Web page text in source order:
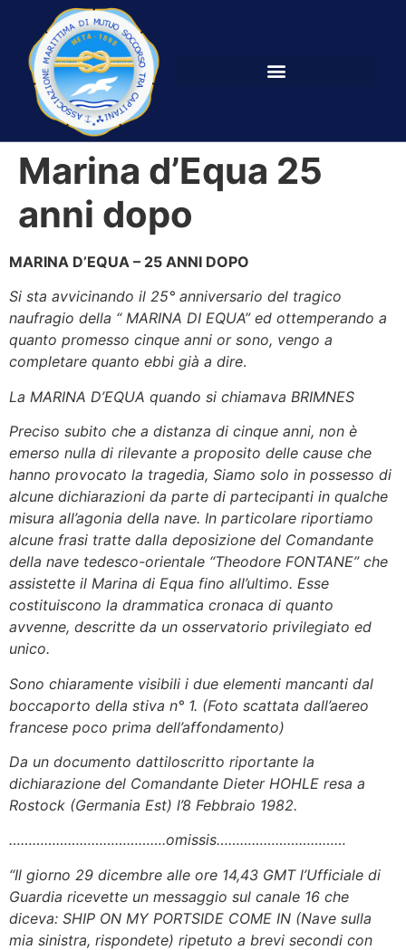
Marina d’Equa 25
anni dopo
MARINA D’EQUA – 25 ANNI DOPO
Si sta avvicinando il 25° anniversario del tragico
naufragio della “ MARINA DI EQUA” ed ottemperando a
quanto promesso cinque anni or sono, vengo a
completare quanto ebbi già a dire.
La MARINA D’EQUA quando si chiamava BRIMNES
Preciso subito che a distanza di cinque anni, non è
emerso nulla di rilevante a proposito delle cause che
hanno provocato la tragedia, Siamo solo in possesso di
alcune dichiarazioni da parte di partecipanti in qualche
misura all’agonia della nave. In particolare riportiamo
alcune frasi tratte dalla deposizione del Comandante
della nave tedesco-orientale “Theodore FONTANE” che
assistette il Marina di Equa fino all’ultimo. Esse
costituiscono la drammatica cronaca di quanto
avvenne, descritte da un osservatorio privilegiato ed
unico.
Sono chiaramente visibili i due elementi mancanti dal
boccaporto della stiva n° 1. (Foto scattata dall’aereo
francese poco prima dell’affondamento)
Da un documento dattiloscritto riportante la
dichiarazione del Comandante Dieter HOHLE resa a
Rostock (Germania Est) l’8 Febbraio 1982.
………………………………….omissis……………………………
“Il giorno 29 dicembre alle ore 14,43 GMT l’Ufficiale di
Guardia ricevette un messaggio sul canale 16 che
diceva: SHIP ON MY PORTSIDE COME IN (Nave sulla
mia sinistra, rispondete) ripetuto a brevi secondi con